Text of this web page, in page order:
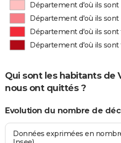
Département d'où ils
Département d'où ils sont
Département d'où ils
Département d'où ils sont
Qui sont les habitants de
nous ont quittés ?
Evolution du nombre de
Données exprimées en